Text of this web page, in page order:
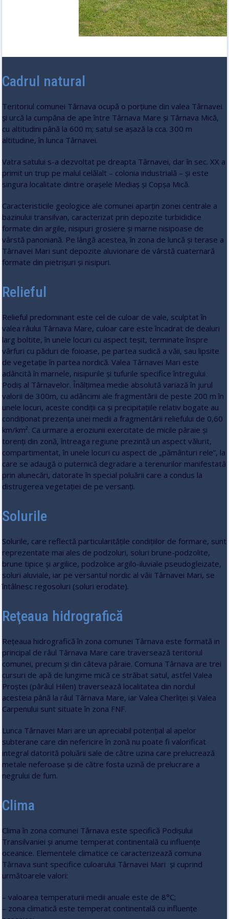
Cadrul natural
Teritoriul comunei Târnava ocupă o porţiune din valea Târnavei
şi urcă la cumpăna de ape între Târnava Mare şi Târnava Mică,
cu altitudini până la 600 m; satul se aşază la cca. 300 m
altitudine, în lunca Târnavei.
Vatra satului s-a dezvoltat pe dreapta Târnavei, dar în sec. XX a
primit un trup pe malul celălalt – colonia industrială – şi este
singura localitate dintre oraşele Mediaş şi Copşa Mică.
Caracteristicile geologice ale comunei aparţin zonei centrale a
bazinului transilvan, caracterizat prin depozite turbididice
formate din argile, nisipuri grosiere şi marne nisipoase de
vârstă panoniană. Pe lângă acestea, în zona de luncă şi terase a
Târnavei Mari sunt depozite aluvionare de vârstă cuaternară
formate din pietrişuri şi nisipuri.
Relieful
Relieful predominant este cel de culoar de vale, sculptat în
valea râului Târnava Mare, culoar care este încadrat de dealuri
larg boltite, în unele locuri cu aspect teşit, terminate înspre
vârfuri cu păduri de foioase, pe partea sudică a văii, sau lipsite
de vegetaţie în partea nordică. Valea Târnavei Mari este
adâncită în marnele, nisipurile şi tufurile specifice întregului
Podiş al Târnavelor. Înălţimea medie absolută variază în jurul
valorii de 300m, cu adâncimi ale fragmentării de peste 200 m în
unele locuri, aceste condiţii ca şi precipitaţiile relativ bogate au
condiţionat prezenţa unei medii a fragmentării reliefului de 0,60
km/km². Ca urmare a eroziunii exercitate de micile pâraie şi
torenţi din zonă, întreaga regiune prezintă un aspect vălurit,
compartimentat, în unele locuri cu aspect de „pământuri rele”, la
care se adaugă o puternică degradare a terenurilor manifestată
prin alunecări, datorate în special poluării care a condus la
distrugerea vegetaţiei de pe versanţi.
Solurile
Solurile, care reflectă particularităţile condiţiilor de formare, sunt
reprezentate mai ales de podzoluri, soluri brune-podzolite,
brune tipice şi argilice, podzolice argilo-iluviale pseudogleizate,
soluri aluviale, iar pe versantul nordic al văii Târnavei Mari, se
întâlnesc regosoluri (soluri erodate).
Reţeaua hidrografică
Reţeaua hidrografică în zona comunei Târnava este formată in
principal de râul Târnava Mare care traversează teritoriul
comunei, precum şi din câteva pâraie. Comuna Târnava are trei
cursuri de apă de lungime mică ce străbat satul, astfel Valea
Proştei (pârâul Hilen) traversează localitatea din nordul
acesteia până la râul Târnava Mare, iar Valea Cherliţei şi Valea
Carpenului sunt situate în zona FNF.
Lunca Târnavei Mari are un apreciabil potenţial al apelor
subterane care din nefericire în zonă nu poate fi valorificat
integral datorită poluării sale de către uzina care prelucrează
metale neferoase şi de către fosta uzină de prelucrare a
negrului de fum.
Clima
Clima în zona comunei Târnava este specifică Podişului
Transilvaniei şi anume temperat continentală cu influenţe
oceanice. Elementele climatice ce caracterizează comuna
Târnava sunt specifice culoarului Târnavei Mari şi cuprind
următoarele valori:
– valoarea temperaturii medii anuale este de 8°C;
– zona climatică este temperat continentală cu influenţe